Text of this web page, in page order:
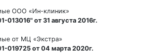
ООО «Ин-клиник»
от 31 августа 2016г.
от МЦ «Экстра»
019725 от 04 марта 2020г.